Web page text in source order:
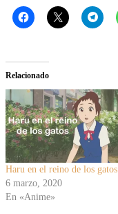
Relacionado
Haru en el reino de los gatos
6 marzo, 2020
En «Anime»